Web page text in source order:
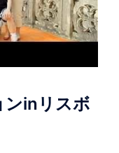
ンinリスボ